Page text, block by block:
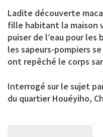
Ladite découverte
fille habitant la maison
puiser de l’eau pour
les sapeurs-pompiers
ont repêché le corps
Interrogé sur le sujet
du quartier Houéyiho,